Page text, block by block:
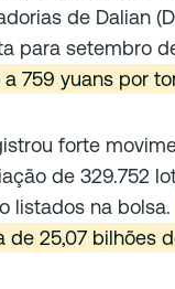
de Dalian
para setembro
759 yuans por
forte
de 329.752
listados na bolsa.
de 25,07 bilhões